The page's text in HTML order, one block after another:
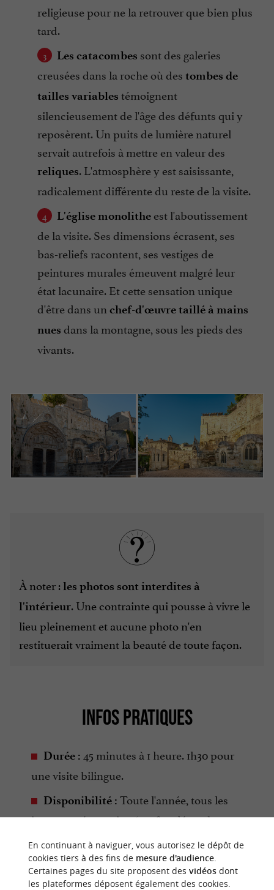
religieuse pour ne la retrouver que bien plus
tard.
Les catacombes sont des galeries
creusées dans la roche où des tombes de
tailles variables témoignent
silencieusement de l'âge des défunts qui y
reposèrent. Un puits de lumière naturel
servait autrefois à mettre en valeur des
reliques. L'atmosphère y est saisissante,
radicalement différente du reste de la visite.
L'église monolithe est l'aboutissement
de la visite. Ses dimensions écrasent, ses
bas-reliefs racontent, ses vestiges de
peintures murales émeuvent malgré leur
état lacunaire. Et cette sensation unique
d'être dans un chef-d'œuvre taillé à mains
nues dans la montagne, sous les pieds des
vivants.
À noter : les photos sont interdites à
l'intérieur. Une contrainte qui pousse à vivre le
lieu pleinement et aucune photo n'en
restituerait vraiment la beauté de toute façon.
INFOS PRATIQUES
Durée : 45 minutes à 1 heure. 1h30 pour
une visite bilingue.
Disponibilité : Toute l'année, tous les
jours sur réservation (sauf 25 décembre et 1er
janvier). Groupes limités à 35 personnes
maximum.
Tarifs :Adulte :15 €/Tarif réduit :12 €/
En continuant à naviguer, vous autorisez le dépôt de
cookies tiers à des fins de mesure d'audience.
Certaines pages du site proposent des vidéosdont
les plateformes déposent également des cookies.